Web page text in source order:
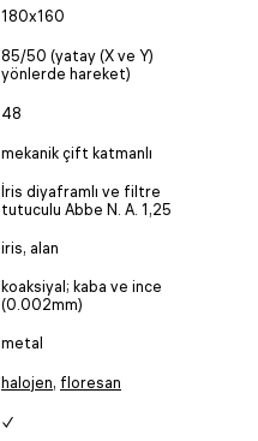
180x160
85/50 (yatay (X ve Y)
yönlerde hareket)
48
mekanik çift katmanlı
İris diyaframlı ve filtre
tutuculu Abbe N. A. 1,25
iris, alan
koaksiyal; kaba ve ince
(0.002mm)
metal
halojen, floresan
✓